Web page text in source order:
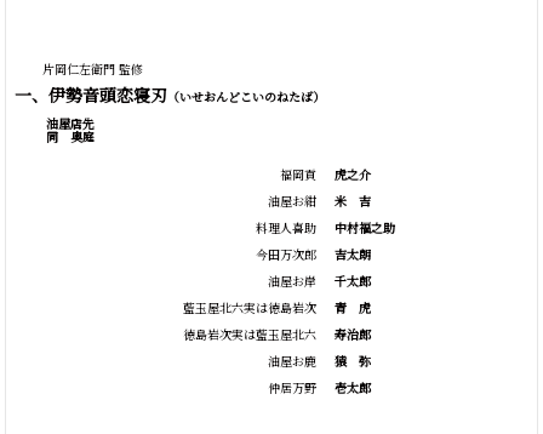
片岡仁左衛門 監修
一、伊勢音頭恋寝刃（いせおんどこいのねたば）
油屋店先
同 奥庭
福岡貢
油屋お紺
料理人喜助
今田万次郎
油屋お岸
藍玉屋北六実は徳島岩次
徳島岩次実は藍玉屋北六
油屋お鹿
仲居万野
虎之介
米
吉
中村福之助
吉太朗
千太郎
青
虎
寿治郎
猿
弥
壱太郎